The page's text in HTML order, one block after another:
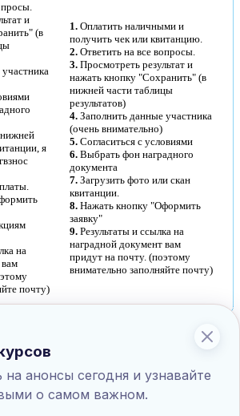
и
(в
я
на
почту)
1. Оплатить наличными и
получить чек или квитанцию.
2. Ответить на все вопросы.
3. Просмотреть результат и
нажать кнопку "Сохранить" (в
нижней части таблицы
результатов)
4. Заполнить данные участника
(очень внимательно)
5. Согласиться с условиями
6. Выбрать фон наградного
документа
7. Загрузить фото или скан
квитанции.
8. Нажать кнопку "Оформить
заявку"
9. Результаты и ссылка на
наградной документ вам
придут на почту. (поэтому
внимательно заполняйте почту)
для педагогов "Общее
и санитарные нормы"
общеобразовательных организаций
анонсы сегодня и узнавайте
о самом важном.